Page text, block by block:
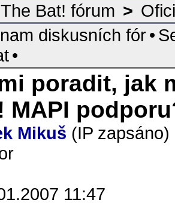
The Bat! fórum >
diskusních fór•
•
poradit, jak
MAPI
Mikuš (IP zapsáno)
11:47